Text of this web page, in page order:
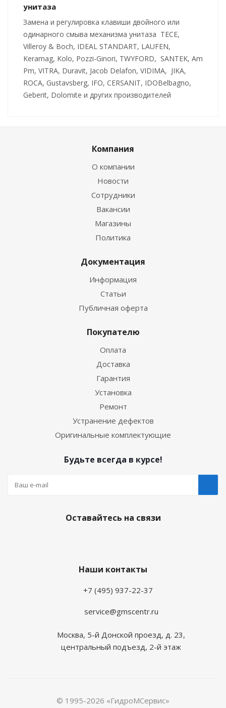
унитаза
Замена и регулировка клавиши двойного или
одинарного смыва механизма унитаза TECE,
Villeroy & Boch, IDEAL STANDART, LAUFEN,
Keramag, Kolo, Pozzi-Ginori, TWYFORD, SANTEK, Am
Pm, VITRA, Duravit, Jacob Delafon, VIDIMA, JIKA,
ROCA, Gustavsberg, IFO, CERSANIT, IDOBelbagno,
Geberit, Dolomite и других производителей
Компания
О компании
Новости
Сотрудники
Вакансии
Магазины
Политика
Документация
Информация
Статьи
Публичная оферта
Покупателю
Оплата
Доставка
Гарантия
Установка
Ремонт
Устранение дефектов
Оригинальные комплектующие
Будьте всегда в курсе!
Оставайтесь на связи
Наши контакты
+7 (495) 937-22-37
service@gmscentr.ru
Москва, 5-й Донской проезд, д. 23,
центральный подъезд, 2-й этаж
© 1995-2026 «ГидроМСервис»